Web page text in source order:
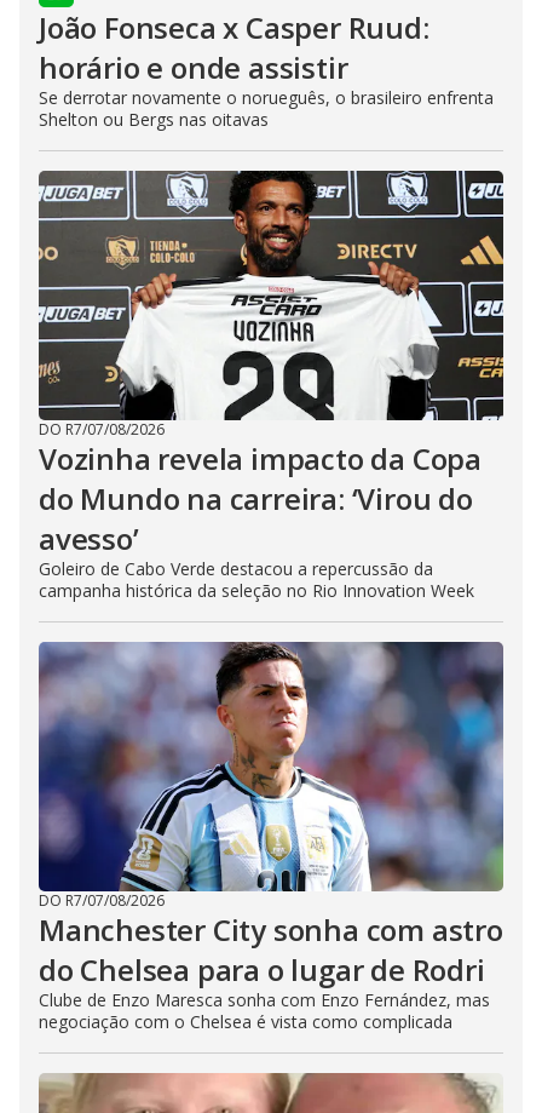
João Fonseca x Casper Ruud:
horário e onde assistir
Se derrotar novamente o norueguês, o brasileiro enfrenta
Shelton ou Bergs nas oitavas
DO R7/07/08/2026
Vozinha revela impacto da Copa
do Mundo na carreira: ‘Virou do
avesso’
Goleiro de Cabo Verde destacou a repercussão da
campanha histórica da seleção no Rio Innovation Week
DO R7/07/08/2026
Manchester City sonha com astro
do Chelsea para o lugar de Rodri
Clube de Enzo Maresca sonha com Enzo Fernández, mas
negociação com o Chelsea é vista como complicada